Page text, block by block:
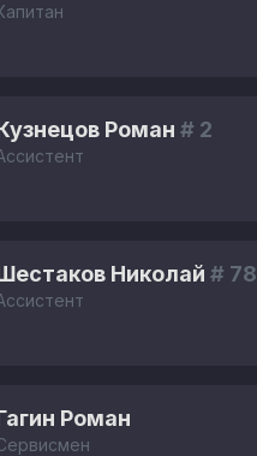
Роман # 2
Николай # 78
Роман